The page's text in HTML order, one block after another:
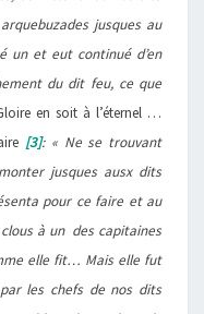
jusques au
un et eut continué d’en
du dit feu, ce que
en soit à l’éternel …
[3]: « Ne se trouvant
jusques ausx dits
pour ce faire et au
à un des capitaines
elle fit… Mais elle fut
les chefs de nos dits